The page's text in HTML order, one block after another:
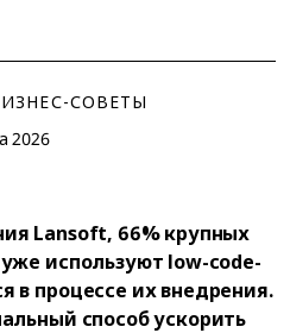
СОВЕТЫ
2026
Lansoft, 66% крупных
используют low-code-
в процессе их внедрения.
способ ускорить